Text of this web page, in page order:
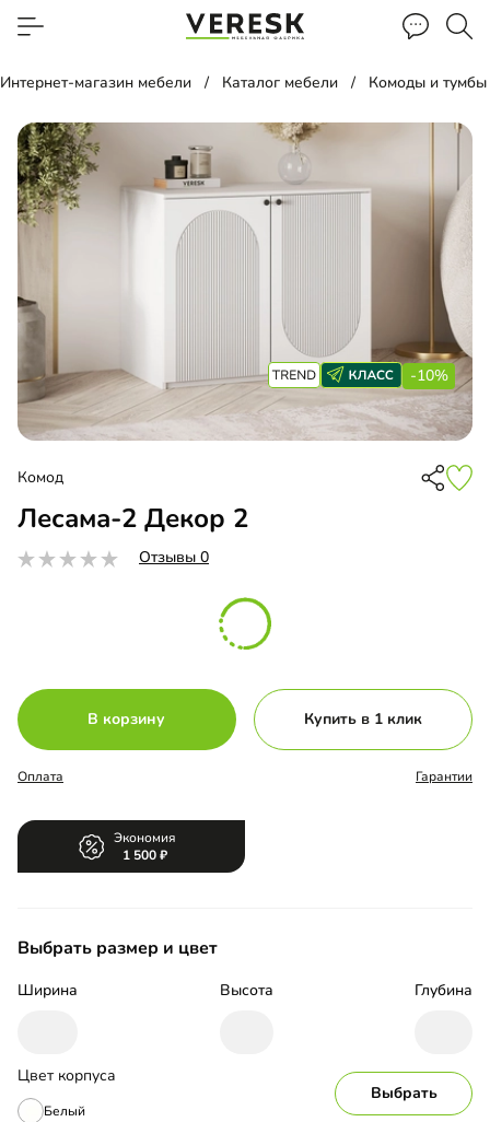
Интернет-магазин мебели Каталог мебели Комоды и тумбы
-10%
Комод
Лесама-2 Декор 2
Отзывы 0
В корзину Купить в 1 клик
Оплата Гарантии
Экономия
1 500
Выбрать размер и цвет
Ширина Высота Глубина
Цвет корпуса
Белый
Выбрать